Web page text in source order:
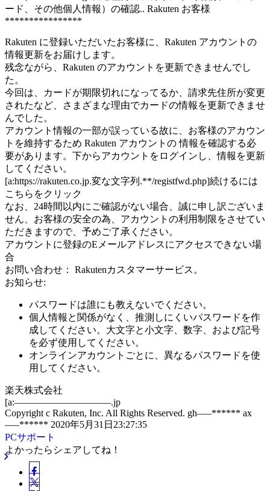
ード、その他個人情報）の確認.. Rakuten お客様
****************
Rakuten に登録いただいたお客様に、Rakuten アカウントの
情報更新をお届けします。
残念ながら、Rakuten のアカウントを更新できませんでし
た。
今回は、カードが期限切れになってるか、請求先住所が変更
されたなど、さまざまな理由でカードの情報を更新できませ
んでした。
アカウント情報の一部が誤っている故に、お客様のアカウン
トを維持するため Rakuten アカウントの 情報を確認する必
要があります。下からアカウントをログインし、情報を更新
してください。
[a:https://rakuten.co.jp.変な文字列.**/registfwd.php]続けるには
こちらをクリック
なお、24時間以内にご確認がない場合、誠に申し訳ございま
せん、お客様の安全の為、アカウントの利用制限をさせてい
ただきますので、予めご了承ください。
アカウントに登録のEメールアドレスにアクセスできない場
合
お問い合わせ： Rakutenカスタマーサービス。
お知らせ:
パスワードは誰にも教えないでください。
個人情報と関係がなく、推測しにくいパスワードを作
成してください。大文字と小文字、数字、および記号
を必ず使用してください。
オンラインアカウントごとに、異なるパスワードを使
用してください。
楽天株式会社
[a:——————————.jp
Copyright c Rakuten, Inc. All Rights Reserved. gh—–****** ax
—–****** 2020年5月31日23:27:35
PCサポート
よかったらシェアしてね！